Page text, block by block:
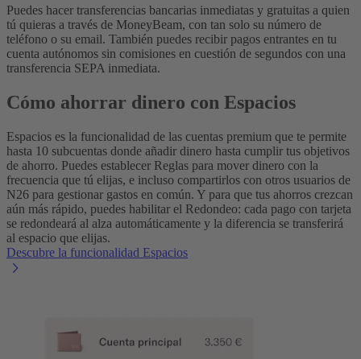
Puedes hacer transferencias bancarias inmediatas y gratuitas a quien
tú quieras a través de MoneyBeam, con tan solo su número de
teléfono o su email. También puedes recibir pagos entrantes en tu
cuenta autónomos sin comisiones en cuestión de segundos con una
transferencia SEPA inmediata.
Cómo ahorrar dinero con Espacios
Espacios es la funcionalidad de las cuentas premium que te permite
hasta 10 subcuentas donde añadir dinero hasta cumplir tus objetivos
de ahorro. Puedes establecer Reglas para mover dinero con la
frecuencia que tú elijas, e incluso compartirlos con otros usuarios de
N26 para gestionar gastos en común. Y para que tus ahorros crezcan
aún más rápido, puedes habilitar el Redondeo: cada pago con tarjeta
se redondeará al alza automáticamente y la diferencia se transferirá
al espacio que elijas.
Descubre la funcionalidad Espacios